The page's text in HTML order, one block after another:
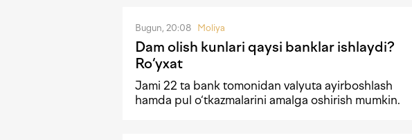
Bugun, 20:08 Moliya
Dam olish kunlari qaysi banklar ishlaydi?
Ro‘yxat
Jami 22 ta bank tomonidan valyuta ayirboshlash
hamda pul o‘tkazmalarini amalga oshirish mumkin.